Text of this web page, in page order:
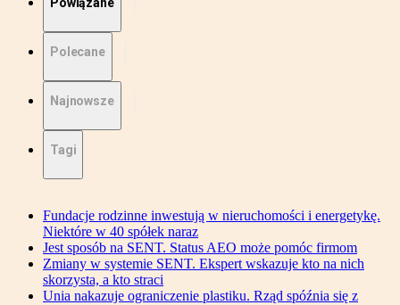
Polecane
Najnowsze
Tagi
Fundacje rodzinne inwestują w nieruchomości i energetykę.
Niektóre w 40 spółek naraz
Jest sposób na SENT. Status AEO może pomóc firmom
Zmiany w systemie SENT. Ekspert wskazuje kto na nich
skorzysta, a kto straci
Unia nakazuje ograniczenie plastiku. Rząd spóźnia się z